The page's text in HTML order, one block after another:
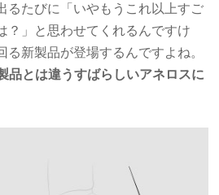
るたびに「いやもうこれ以上すご
？」と思わせてくれるんですけ
る新製品が登場するんですよね。
品とは違うすばらしいアネロスに